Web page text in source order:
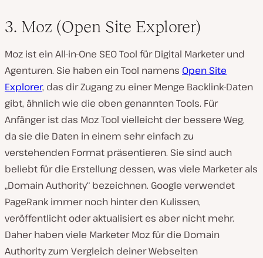
3. Moz (Open Site Explorer)
Moz ist ein All-in-One SEO Tool für Digital Marketer und
Agenturen. Sie haben ein Tool namens Open Site
Explorer, das dir Zugang zu einer Menge Backlink-Daten
gibt, ähnlich wie die oben genannten Tools. Für
Anfänger ist das Moz Tool vielleicht der bessere Weg,
da sie die Daten in einem sehr einfach zu
verstehenden Format präsentieren. Sie sind auch
beliebt für die Erstellung dessen, was viele Marketer als
„Domain Authority“ bezeichnen. Google verwendet
PageRank immer noch hinter den Kulissen,
veröffentlicht oder aktualisiert es aber nicht mehr.
Daher haben viele Marketer Moz für die Domain
Authority zum Vergleich deiner Webseiten